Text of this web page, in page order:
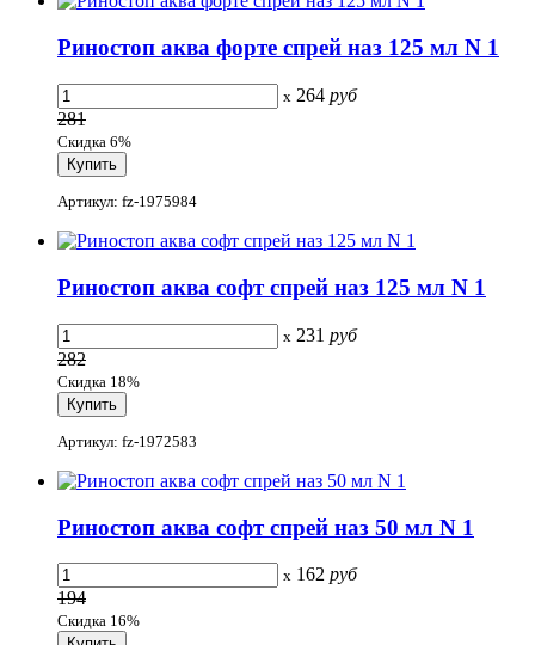
Риностоп аква форте спрей наз 125 мл N 1
x 264 руб
281
Скидка 6%
Артикул: fz-1975984
Риностоп аква софт спрей наз 125 мл N 1
x 231 руб
282
Скидка 18%
Артикул: fz-1972583
Риностоп аква софт спрей наз 50 мл N 1
x 162 руб
194
Скидка 16%